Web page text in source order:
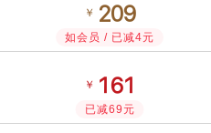
￥ 
如会员 / 已减4元
￥  
已减69元